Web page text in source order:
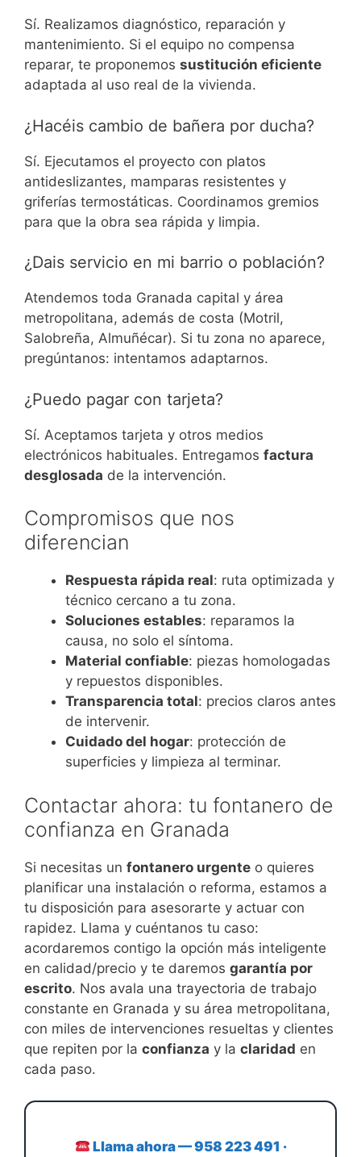
Sí. Realizamos diagnóstico, reparación y
mantenimiento. Si el equipo no compensa
reparar, te proponemos sustitución eficiente
adaptada al uso real de la vivienda.
¿Hacéis cambio de bañera por ducha?
Sí. Ejecutamos el proyecto con platos
antideslizantes, mamparas resistentes y
griferías termostáticas. Coordinamos gremios
para que la obra sea rápida y limpia.
¿Dais servicio en mi barrio o población?
Atendemos toda Granada capital y área
metropolitana, además de costa (Motril,
Salobreña, Almuñécar). Si tu zona no aparece,
pregúntanos: intentamos adaptarnos.
¿Puedo pagar con tarjeta?
Sí. Aceptamos tarjeta y otros medios
electrónicos habituales. Entregamos factura
desglosada de la intervención.
Compromisos que nos
diferencian
Respuesta rápida real: ruta optimizada y
técnico cercano a tu zona.
Soluciones estables: reparamos la
causa, no solo el síntoma.
Material confiable: piezas homologadas
y repuestos disponibles.
Transparencia total: precios claros antes
de intervenir.
Cuidado del hogar: protección de
superficies y limpieza al terminar.
Contactar ahora: tu fontanero de
confianza en Granada
Si necesitas un fontanero urgente o quieres
planificar una instalación o reforma, estamos a
tu disposición para asesorarte y actuar con
rapidez. Llama y cuéntanos tu caso:
acordaremos contigo la opción más inteligente
en calidad/precio y te daremos garantía por
escrito. Nos avala una trayectoria de trabajo
constante en Granada y su área metropolitana,
con miles de intervenciones resueltas y clientes
que repiten por la confianza y la claridad en
cada paso.
Llama ahora — 958 223 491 ·